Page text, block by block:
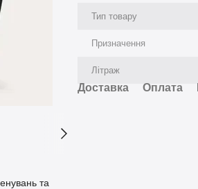
та
Тип товару
Призначення
Літраж
Доставка Оплата